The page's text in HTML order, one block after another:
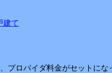
建て
ロバイダ料金がセットに